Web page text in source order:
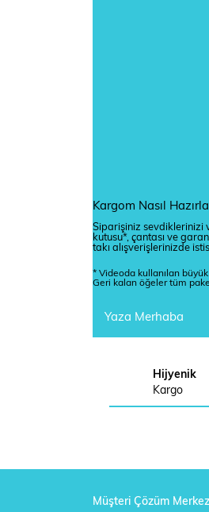
Kargom Nasıl
Siparişiniz sevdiklerinizi
kutusu*, çantası ve
takı alışverişlerinizde
* Videoda kullanılan
Geri kalan öğeler tüm
Yaza Merhaba
Hijyenik
Kargo
Müşteri Çözüm